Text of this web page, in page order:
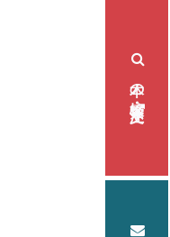
本の検索・注文